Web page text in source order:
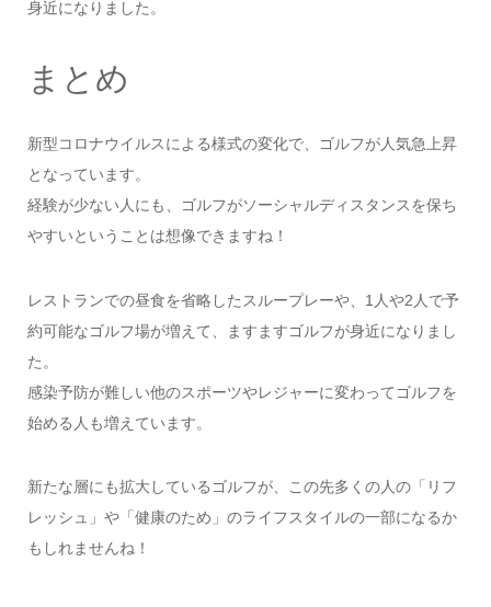
身近になりました。
まとめ
新型コロナウイルスによる様式の変化で、ゴルフが人気急上昇
となっています。
経験が少ない人にも、ゴルフがソーシャルディスタンスを保ち
やすいということは想像できますね！
レストランでの昼食を省略したスループレーや、1人や2人で予
約可能なゴルフ場が増えて、ますますゴルフが身近になりまし
た。
感染予防が難しい他のスポーツやレジャーに変わってゴルフを
始める人も増えています。
新たな層にも拡大しているゴルフが、この先多くの人の「リフ
レッシュ」や「健康のため」のライフスタイルの一部になるか
もしれませんね！